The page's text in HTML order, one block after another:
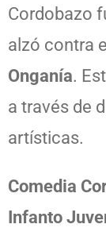
Cordobazo
alzó contra
Onganía.
a través de
artísticas.
Comedia
Infanto